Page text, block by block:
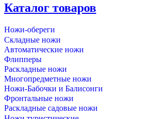
Каталог товаров
Ножи-обереги
Складные ножи
Автоматические ножи
Флипперы
Раскладные ножи
Многопредметные ножи
Ножи-Бабочки и Балисонги
Фронтальные ножи
Раскладные садовые ножи